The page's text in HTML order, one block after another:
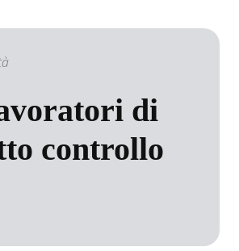
di
controllo